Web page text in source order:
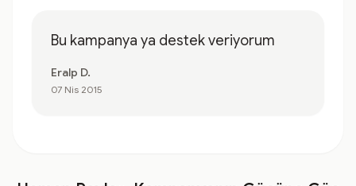
Bu kampanya ya destek veriyorum
Eralp D.
07 Nis 2015